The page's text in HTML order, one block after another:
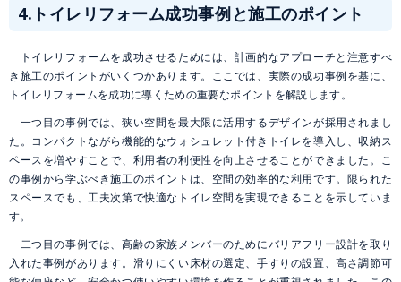
4.トイレリフォーム成功事例と施工のポイント
トイレリフォームを成功させるためには、計画的なアプローチと注意すべ
き施工のポイントがいくつかあります。ここでは、実際の成功事例を基に、
トイレリフォームを成功に導くための重要なポイントを解説します。
一つ目の事例では、狭い空間を最大限に活用するデザインが採用されまし
た。コンパクトながら機能的なウォシュレット付きトイレを導入し、収納ス
ペースを増やすことで、利用者の利便性を向上させることができました。こ
の事例から学ぶべき施工のポイントは、空間の効率的な利用です。限られた
スペースでも、工夫次第で快適なトイレ空間を実現できることを示していま
す。
二つ目の事例では、高齢の家族メンバーのためにバリアフリー設計を取り
入れた事例があります。滑りにくい床材の選定、手すりの設置、高さ調節可